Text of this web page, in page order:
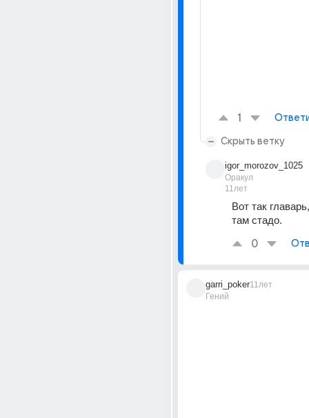
1
Скрыть ветку
igor_morozov_1025
Оракул
11лет
Вот так
там стадо.
0
garri_poker
Гений
11лет